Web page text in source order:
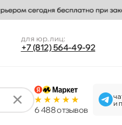
для юр.лиц:
+7 (812) 564-49-92
6 488 отзыво
и